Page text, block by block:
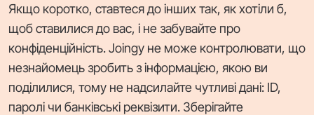
Якщо коротко, ставтеся до інших так, як хотіли б,
щоб ставилися до вас, і не забувайте про
конфіденційність. Joingy не може контролювати, що
незнайомець зробить з інформацією, якою ви
поділилися, тому не надсилайте чутливі дані: ID,
паролі чи банківські реквізити. Зберігайте